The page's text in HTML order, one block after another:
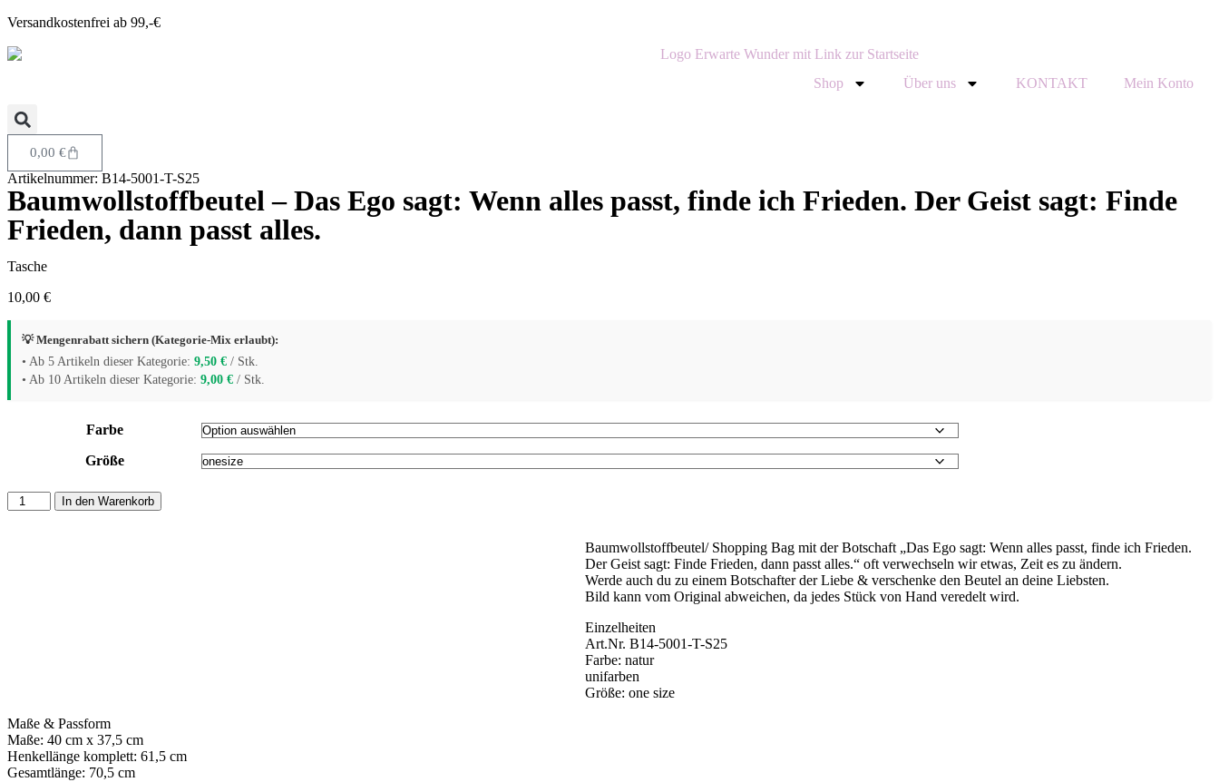
Versandkostenfrei ab 99,-€
Shop Über uns KONTAKT Mein Konto
0,00 €
Artikelnummer: B14-5001-T-S25
Baumwollstoffbeutel – Das Ego sagt: Wenn alles passt, finde ich Frieden. Der Geist sagt: Finde
Frieden, dann passt alles.
Tasche
10,00 €
💡 Mengenrabatt sichern (Kategorie-Mix erlaubt):
• Ab 5 Artikeln dieser Kategorie: 9,50 € / Stk.
• Ab 10 Artikeln dieser Kategorie: 9,00 € / Stk.
Farbe
Größe
In den Warenkorb
Baumwollstoffbeutel/ Shopping Bag mit der Botschaft „Das Ego sagt: Wenn alles passt, finde ich Frieden.
Der Geist sagt: Finde Frieden, dann passt alles.“ oft verwechseln wir etwas, Zeit es zu ändern.
Werde auch du zu einem Botschafter der Liebe & verschenke den Beutel an deine Liebsten.
Bild kann vom Original abweichen, da jedes Stück von Hand veredelt wird.
Einzelheiten
Art.Nr. B14-5001-T-S25
Farbe: natur
unifarben
Größe: one size
Maße & Passform
Maße: 40 cm x 37,5 cm
Henkellänge komplett: 61,5 cm
Gesamtlänge: 70,5 cm